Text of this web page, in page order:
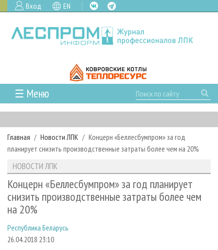
Вход EN
☰ Меню
ГЛАВНАЯ
РУБРИКИ И ТЕМЫ
РУБРИКИ ЖУРНАЛА
ЛЕСОЗАГОТОВКА
ЛЕСОПИЛЕНИЕ
ДЕРЕВООБРАБОТКА
СУШКА ДРЕВЕСИНЫ
ПРОИЗВОДСТВО ДРЕВЕСНЫХ ПЛИТ
НОВОСТИ
НОВОСТИ ЛПК
НОВОСТИ ЖУРНАЛА
НОВОСТИ КОМПАНИЙ
ПРОЕКТЫ ЛПИ
АНАЛИТИКА
ПРЕДПРИЯТИЯ ЛПК
ЛЕСНЫЕ РЕГИОНЫ РОССИИ
ПЕРСОНЫ
МОБИЛЬНЫЕ ВЫСТАВКИ
АРХИВ ЖУРНАЛОВ
СТАТЬИ
О ЖУРНАЛЕ
ПОДПИСКА
КОНТАКТЫ
РЕКЛАМОДАТЕЛЯМ
РЕКЛАМА
РЕКЛАМА НА САЙТЕ
Главная Новости ЛПК
Концерн «Беллесбумпром» за год
планирует снизить производственные затраты более чем на 20%
НОВОСТИ ЛПК
Концерн «Беллесбумпром» за год планирует
снизить производственные затраты более чем
на 20%
Республика Беларусь
26.04.2018 23:10